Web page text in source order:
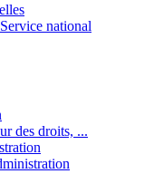
national
des droits, ...